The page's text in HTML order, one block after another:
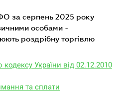
особами -
роздрібну торгівлю
кодексу України від 02.12.2010
та сплати